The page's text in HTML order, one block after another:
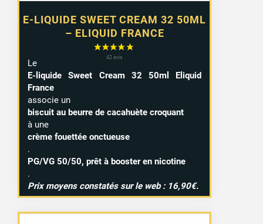
E-LIQUIDE SWEET CREAM 32 50ML
– ELIQUID FRANCE
Le
E-liquide Sweet Cream 32 50ml Eliquid
France
associe un
biscuit au beurre de cacahuète croquant
à une
crème fouettée onctueuse
.
PG/VG 50/50, prêt à booster en nicotine
.
Prix moyens constatés sur le web : 16,90€.